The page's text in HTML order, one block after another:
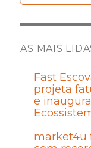
AS MAIS
Fast
projeta
e
market4u